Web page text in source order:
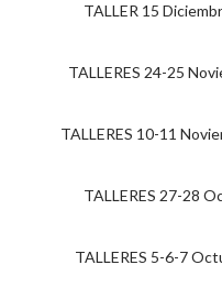
TALLER 15
TALLERES 24-25
TALLERES 10-11
TALLERES 27-28
TALLERES 5-6-7